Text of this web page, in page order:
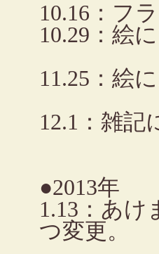
10.16：フ
10.29：絵に
11.25：絵に
12.1：雑記
●2013年
1.13：あ
つ変更。